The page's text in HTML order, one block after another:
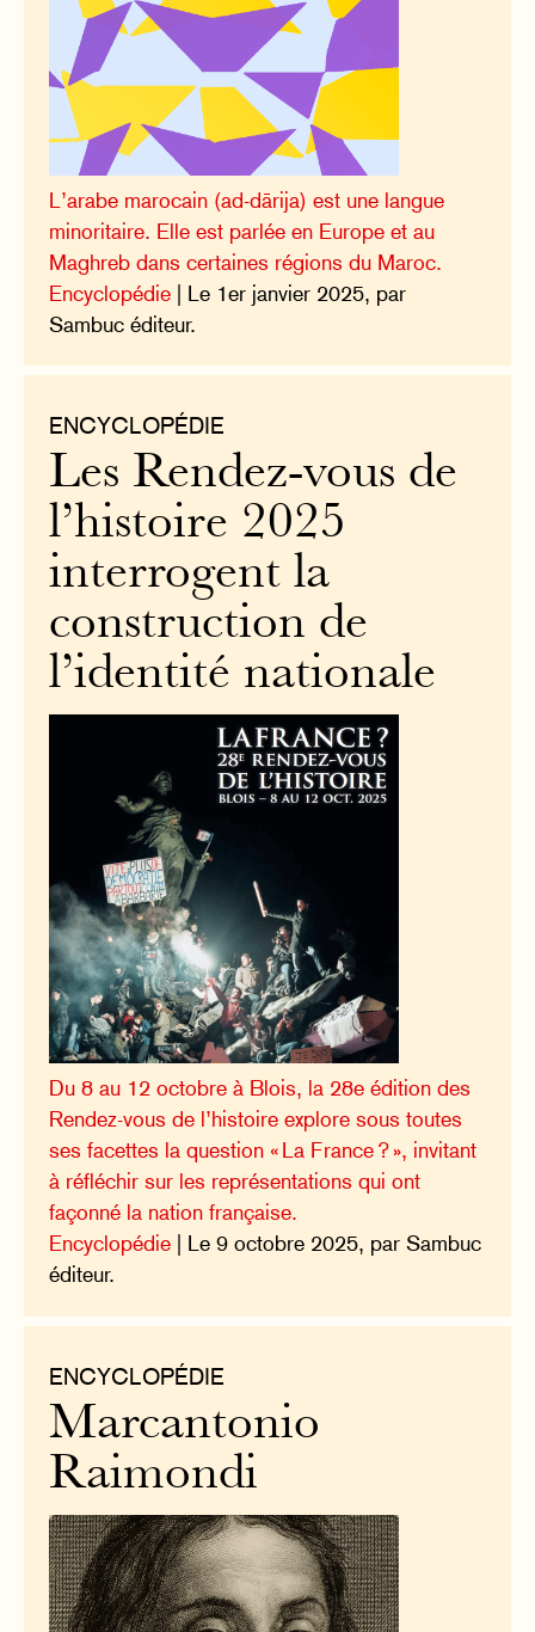
L’arabe marocain (ad-dārija) est une langue
minoritaire. Elle est parlée en Europe et au
Maghreb dans certaines régions du Maroc.
Encyclopédie | Le 1er janvier 2025, par
Sambuc éditeur.
ENCYCLOPÉDIE
Les Rendez-vous de
l’histoire 2025
interrogent la
construction de
l’identité nationale
Du 8 au 12 octobre à Blois, la 28e édition des
Rendez-vous de l’histoire explore sous toutes
ses facettes la question « La France ? », invitant
à réfléchir sur les représentations qui ont
façonné la nation française.
Encyclopédie | Le 9 octobre 2025, par Sambuc
éditeur.
ENCYCLOPÉDIE
Marcantonio
Raimondi